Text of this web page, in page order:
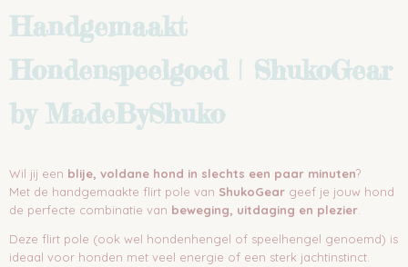
Handgemaakt
Hondenspeelgoed | ShukoGear
by MadeByShuko
Wil jij een blije, voldane hond in slechts een paar minuten?
Met de handgemaakte flirt pole van ShukoGear geef je jouw hond
de perfecte combinatie van beweging, uitdaging en plezier
Deze flirt pole (ook wel hondenhengel of speelhengel genoemd) is
ideaal voor honden met veel energie of een sterk jachtinstinct.